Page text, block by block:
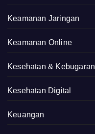
Keamanan Jaringan
Keamanan Online
Kesehatan & Kebugaran
Kesehatan Digital
Keuangan